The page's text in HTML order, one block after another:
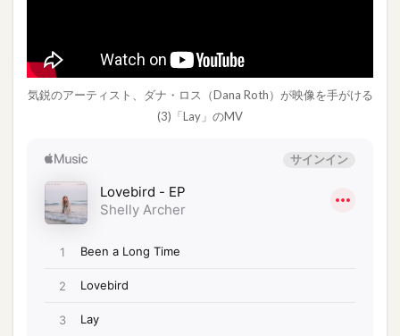
気鋭のアーティスト、ダナ・ロス（Dana Roth）が映像を手がける
(3)「Lay」のMV